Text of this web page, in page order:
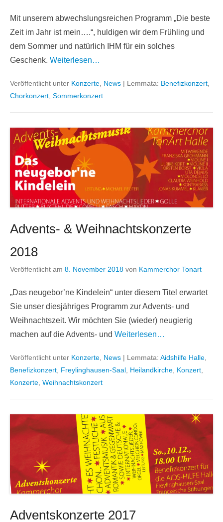
Mit unserem abwechslungsreichen Programm „Die beste
Zeit im Jahr ist mein….“, huldigen wir dem Frühling und
dem Sommer und natürlich IHM für ein solches
Geschenk. Weiterlesen…
Veröffentlicht unter Konzerte News | Lemmata: Benefizkonzert
Chorkonzert Sommerkonzert
Advents- & Weihnachtskonzerte
2018
Veröffentlicht am 8. November 2018 von Kammerchor Tonart
„Das neugebor’ne Kindelein“ unter diesem Titel erwartet
Sie unser diesjähriges Programm zur Advents- und
Weihnachtszeit. Wir möchten Sie (wieder) neugierig
machen auf die Advents- und Weiterlesen…
Veröffentlicht unter Konzerte News | Lemmata: Aidshilfe Halle
Benefizkonzert Freylinghausen-Saal Heilandkirche Konzert
Konzerte Weihnachtskonzert
Adventskonzerte 2017